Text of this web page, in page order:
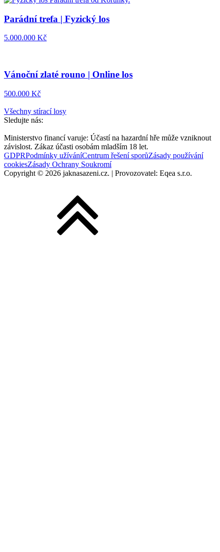
Parádní trefa | Fyzický los
5.000.000 Kč
Vánoční zlaté rouno | Online los
500.000 Kč
Všechny stírací losy
Sledujte nás:
Ministerstvo financí varuje: Účastí na hazardní hře může vzniknout
závislost. Zákaz účasti osobám mladším 18 let.
GDPRPodmínky užíváníCentrum řešení sporůZásady používání
cookiesZásady Ochrany Soukromí
Copyright © 2026 jaknasazeni.cz. | Provozovatel: Eqea s.r.o.